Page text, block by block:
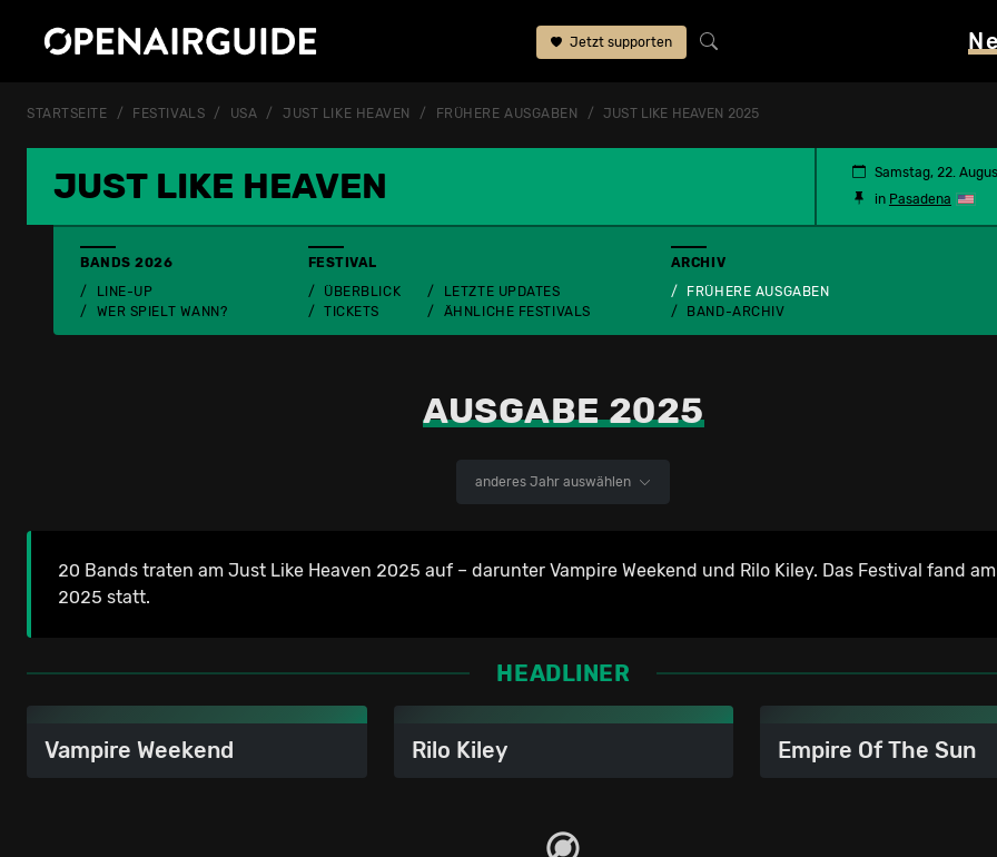
Jetzt supporten
STARTSEITE FESTIVALS USA JUST LIKE HEAVEN FRÜHERE AUSGABEN JUST LIKE HEAVEN 2025
JUST LIKE HEAVEN
Samstag, 22.
in Pasadena
BANDS 2026
LINE-UP
WER SPIELT WANN?
FESTIVAL
ÜBERBLICK
TICKETS
LETZTE UPDATES
ÄHNLICHE FESTIVALS
ARCHIV
FRÜHERE AUSGABEN
BAND-ARCHIV
AUSGABE 2025
anderes Jahr auswählen
20 Bands traten am Just Like Heaven 2025 auf – darunter Vampire Weekend und Rilo Kiley. Das Festival fand
2025 statt.
HEADLINER
Vampire Weekend Rilo Kiley Empire Of The Sun